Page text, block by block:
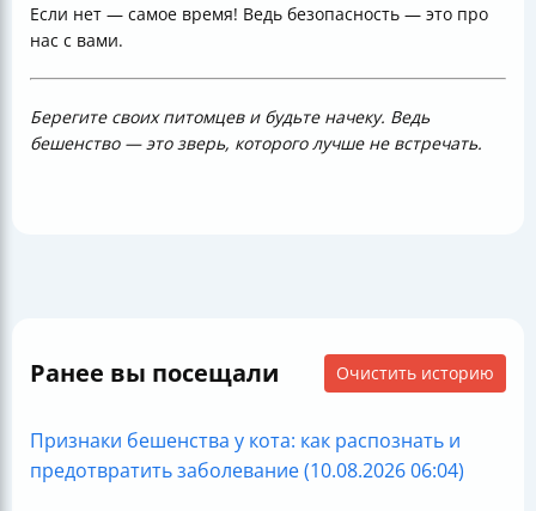
Если нет — самое время! Ведь безопасность — это про
нас с вами.
Берегите своих питомцев и будьте начеку. Ведь
бешенство — это зверь, которого лучше не встречать.
Ранее вы посещали Очистить историю
Признаки бешенства у кота: как распознать и
предотвратить заболевание (10.08.2026 06:04)